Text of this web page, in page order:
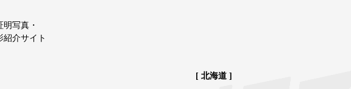
写真・
紹介サイト
[ 北海道 ]